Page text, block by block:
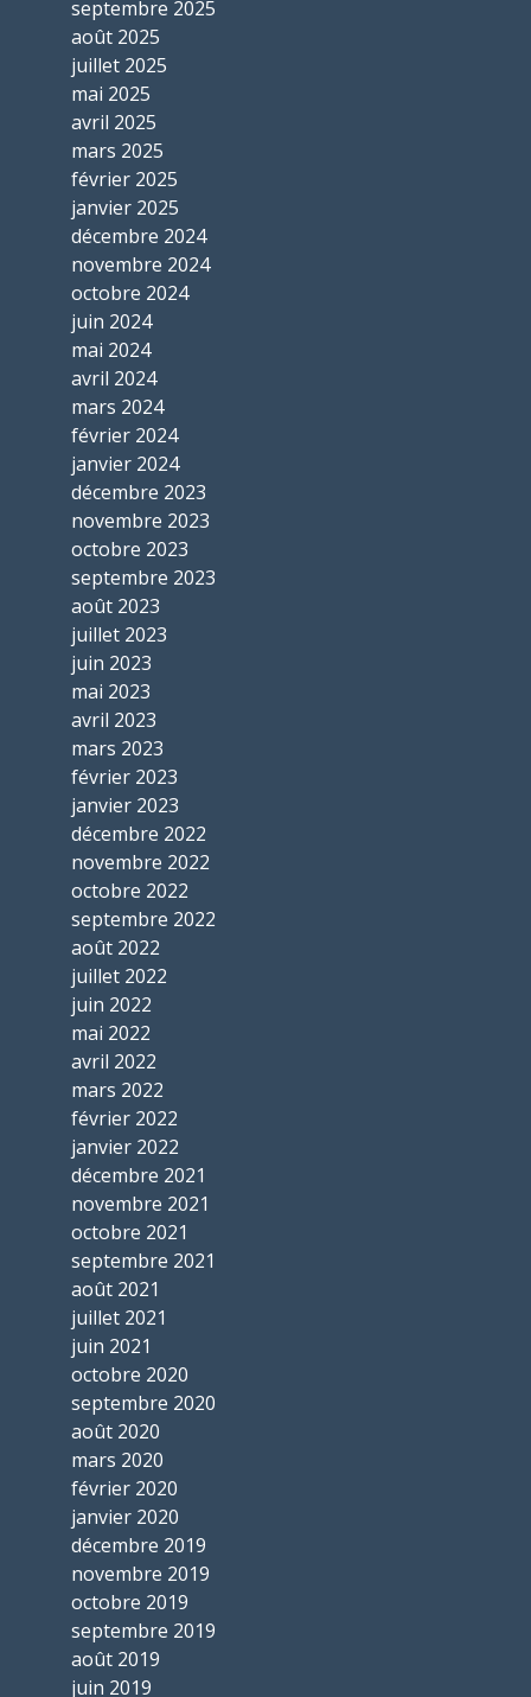
septembre 2025
août 2025
juillet 2025
mai 2025
avril 2025
mars 2025
février 2025
janvier 2025
décembre 2024
novembre 2024
octobre 2024
juin 2024
mai 2024
avril 2024
mars 2024
février 2024
janvier 2024
décembre 2023
novembre 2023
octobre 2023
septembre 2023
août 2023
juillet 2023
juin 2023
mai 2023
avril 2023
mars 2023
février 2023
janvier 2023
décembre 2022
novembre 2022
octobre 2022
septembre 2022
août 2022
juillet 2022
juin 2022
mai 2022
avril 2022
mars 2022
février 2022
janvier 2022
décembre 2021
novembre 2021
octobre 2021
septembre 2021
août 2021
juillet 2021
juin 2021
octobre 2020
septembre 2020
août 2020
mars 2020
février 2020
janvier 2020
décembre 2019
novembre 2019
octobre 2019
septembre 2019
août 2019
juin 2019